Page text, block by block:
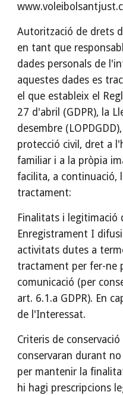
Autorització de drets
en tant que
dades personals de
aquestes dades es
el que estableix el
27 d'abril (GDPR), la
desembre
protecció civil, dret a
familiar i a la pròpia
facilita, a continuació,
tractament:
Finalitats i legitimació
Enregistrament I
activitats dutes a
tractament per fer-ne
comunicació (per
art. 6.1.a GDPR). En
de l'Interessat.
Criteris de conservació
conservaran durant
per mantenir la
hi hagi prescripcions